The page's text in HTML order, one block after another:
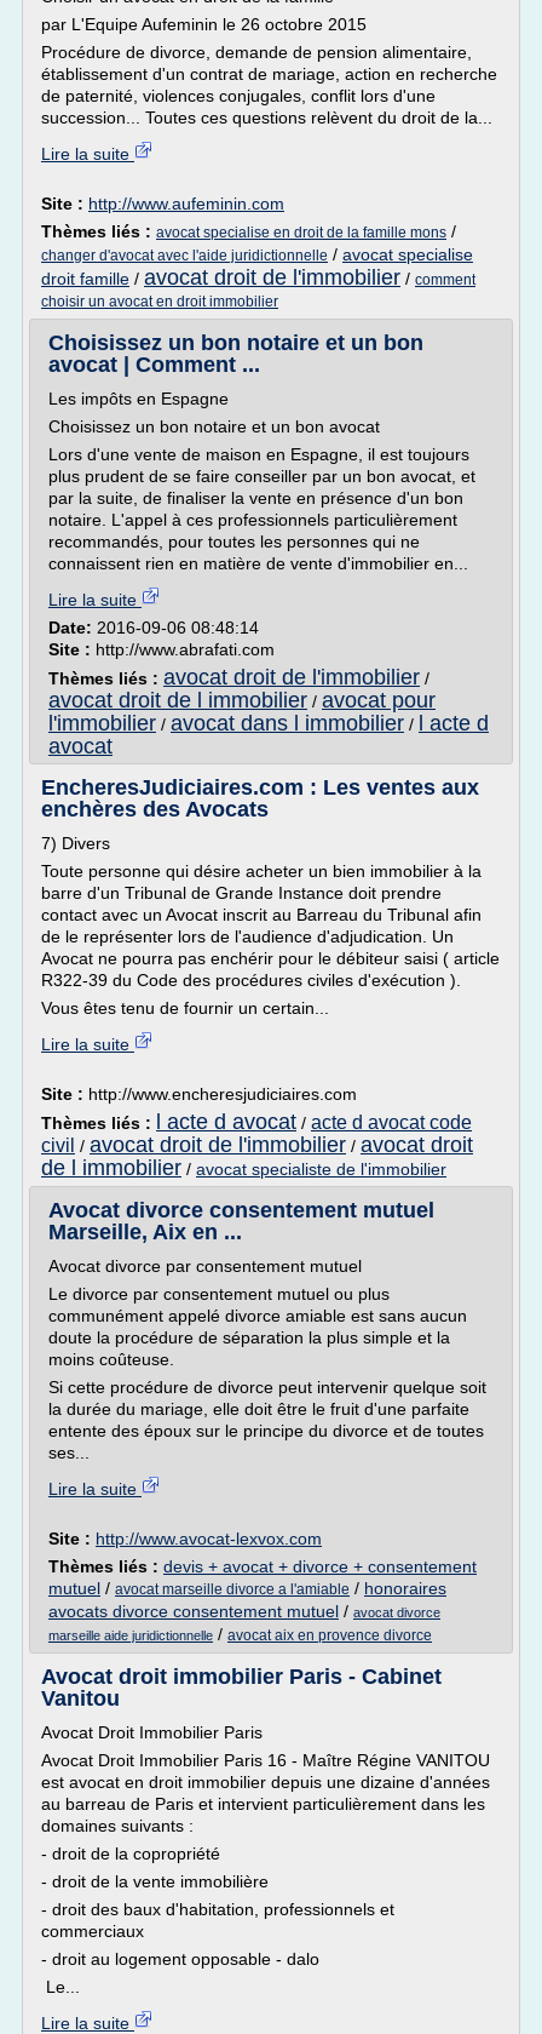
par L'Equipe Aufeminin le 26 octobre 2015
Procédure de divorce, demande de pension alimentaire,
établissement d'un contrat de mariage, action en recherche
de paternité, violences conjugales, conflit lors d'une
succession... Toutes ces questions relèvent du droit de la...
Lire la suite
Site : http://www.aufeminin.com
Thèmes liés : avocat specialise en droit de la famille mons /
changer d'avocat avec l'aide juridictionnelle / avocat specialise
droit famille / avocat droit de l'immobilier / comment
choisir un avocat en droit immobilier
Choisissez un bon notaire et un bon
avocat | Comment ...
Les impôts en Espagne
Choisissez un bon notaire et un bon avocat
Lors d'une vente de maison en Espagne, il est toujours
plus prudent de se faire conseiller par un bon avocat, et
par la suite, de finaliser la vente en présence d'un bon
notaire. L'appel à ces professionnels particulièrement
recommandés, pour toutes les personnes qui ne
connaissent rien en matière de vente d'immobilier en...
Lire la suite
Date: 2016-09-06 08:48:14
Site : http://www.abrafati.com
Thèmes liés : avocat droit de l'immobilier /
avocat droit de l immobilier / avocat pour
l'immobilier / avocat dans l immobilier /
l acte d
avocat
EncheresJudiciaires.com : Les ventes aux
enchères des Avocats
7) Divers
Toute personne qui désire acheter un bien immobilier à la
barre d'un Tribunal de Grande Instance doit prendre
contact avec un Avocat inscrit au Barreau du Tribunal afin
de le représenter lors de l'audience d'adjudication. Un
Avocat ne pourra pas enchérir pour le débiteur saisi ( article
R322-39 du Code des procédures civiles d'exécution ).
Vous êtes tenu de fournir un certain...
Lire la suite
Site : http://www.encheresjudiciaires.com
Thèmes liés :
l acte d avocat / acte d avocat code
civil / avocat droit de l'immobilier / avocat droit
de l immobilier / avocat specialiste de l'immobilier
Avocat divorce consentement mutuel
Marseille, Aix en ...
Avocat divorce par consentement mutuel
Le divorce par consentement mutuel ou plus
communément appelé divorce amiable est sans aucun
doute la procédure de séparation la plus simple et la
moins coûteuse.
Si cette procédure de divorce peut intervenir quelque soit
la durée du mariage, elle doit être le fruit d'une parfaite
entente des époux sur le principe du divorce et de toutes
ses...
Lire la suite
Site : http://www.avocat-lexvox.com
Thèmes liés : devis + avocat + divorce + consentement
mutuel / avocat marseille divorce a l'amiable / honoraires
avocats divorce consentement mutuel / avocat divorce
marseille aide juridictionnelle / avocat aix en provence divorce
Avocat droit immobilier Paris - Cabinet
Vanitou
Avocat Droit Immobilier Paris
Avocat Droit Immobilier Paris 16 - Maître Régine VANITOU
est avocat en droit immobilier depuis une dizaine d'années
au barreau de Paris et intervient particulièrement dans les
domaines suivants :
- droit de la copropriété
- droit de la vente immobilière
- droit des baux d'habitation, professionnels et
commerciaux
- droit au logement opposable - dalo
Le...
Lire la suite